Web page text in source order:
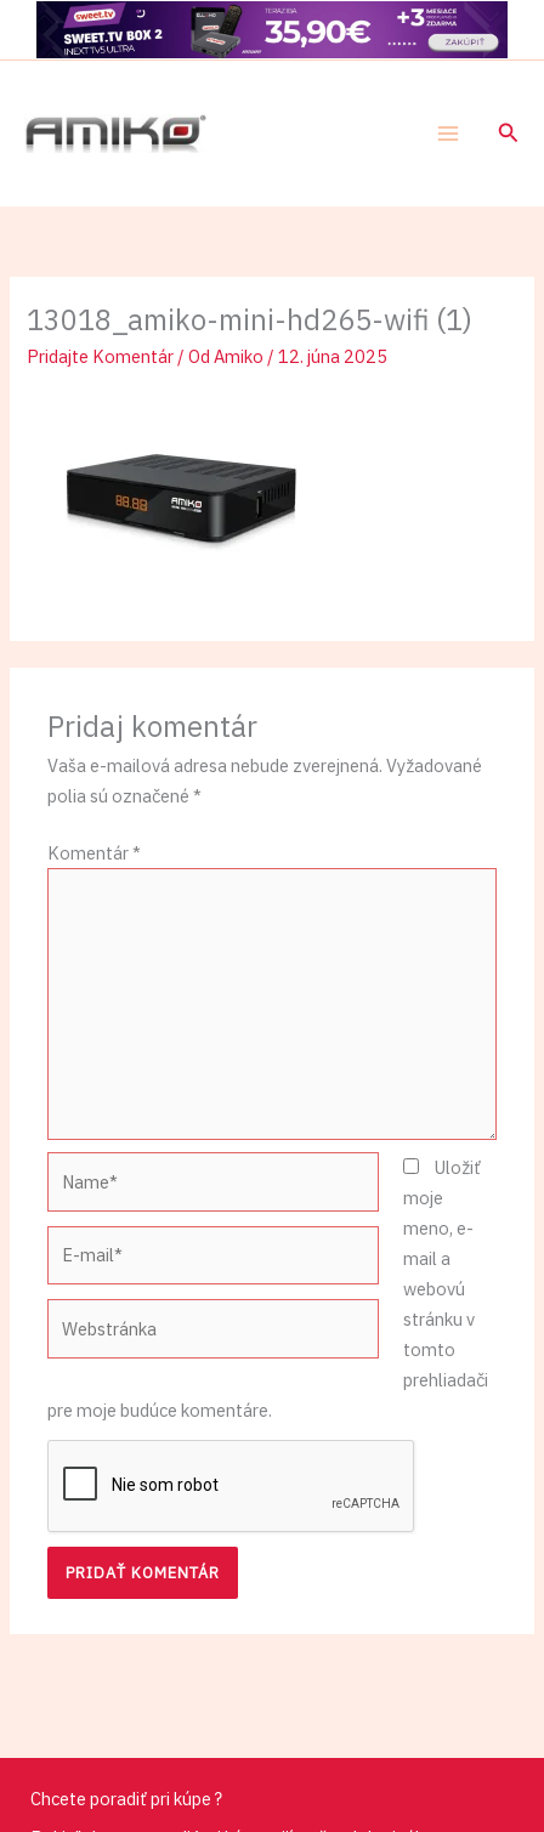
Preskočiť
13018_amiko-mini-hd265-wifi (1)
Pridajte Komentár / Od Amiko /12. júna 2025
Pridaj komentár
Vaša e-mailová adresa nebude zverejnená. Vyžadované
polia sú označené*
Komentár*
Uložiť
moje
meno, e-
mail a
webovú
stránku v
tomto
prehliadači
pre moje budúce komentáre.
Chcete poradiť pri kúpe ?